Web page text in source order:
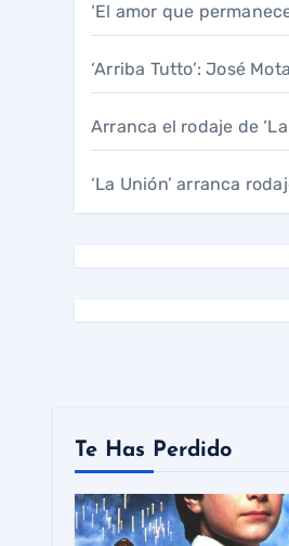
‘El amor que
‘Arriba Tutto’: José
Arranca el rodaje de
‘La Unión’ arranca
Te Has Perdido